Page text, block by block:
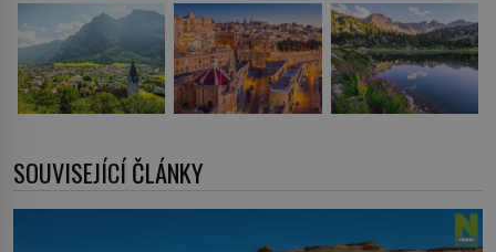
SOUVISEJÍCÍ ČLÁNKY